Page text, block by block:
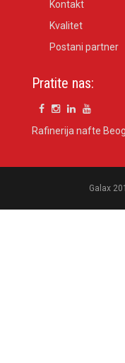
Kontakt
Kvalitet
Postani partner
Pratite nas:
Rafinerija nafte
Galax